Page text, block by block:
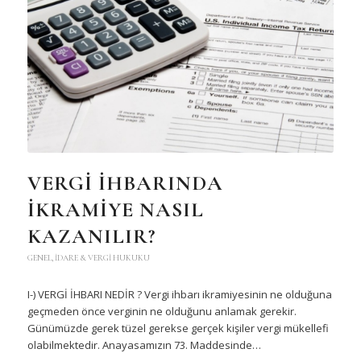
VERGİ İHBARINDA
İKRAMİYE NASIL
KAZANILIR?
GENEL, İDARE & VERGI HUKUKU
I-) VERGİ İHBARI NEDİR ? Vergi ihbarı ikramiyesinin ne olduğuna
geçmeden önce verginin ne olduğunu anlamak gerekir.
Günümüzde gerek tüzel gerekse gerçek kişiler vergi mükellefi
olabilmektedir. Anayasamızın 73. Maddesinde…